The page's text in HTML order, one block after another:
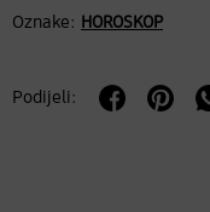
Oznake: HOROSKOP
Podijeli: